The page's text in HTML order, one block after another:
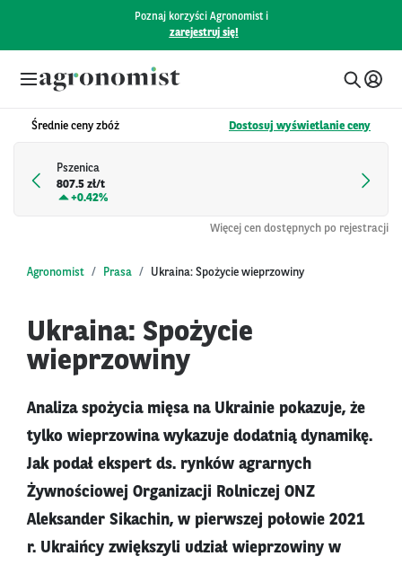
Poznaj korzyści Agronomist i
zarejestruj się!
Średnie ceny zbóż Dostosuj wyświetlanie ceny
Pszenica
807.5 zł/t
+0.42%
Więcej cen dostępnych po rejestracji
Agronomist Prasa Ukraina: Spożycie wieprzowiny
Ukraina: Spożycie
wieprzowiny
Analiza spożycia mięsa na Ukrainie pokazuje, że
tylko wieprzowina wykazuje dodatnią dynamikę.
Jak podał ekspert ds. rynków agrarnych
Żywnościowej Organizacji Rolniczej ONZ
Aleksander Sikachin, w pierwszej połowie 2021
r. Ukraińcy zwiększyli udział wieprzowiny w